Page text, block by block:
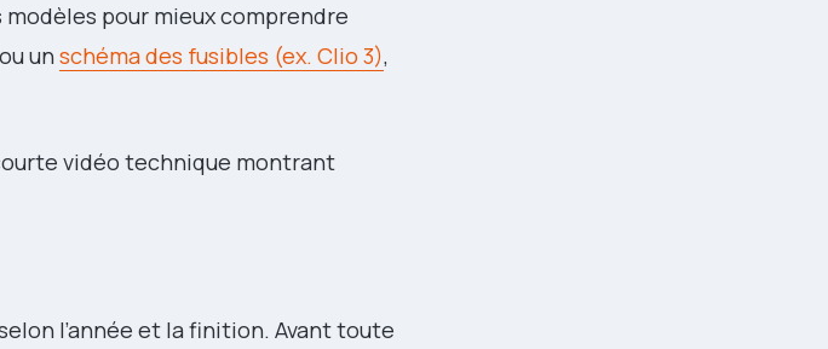
modèles pour mieux comprendre
ou un schéma des fusibles (ex. Clio 3),
vidéo technique montrant
l’année et la finition. Avant toute